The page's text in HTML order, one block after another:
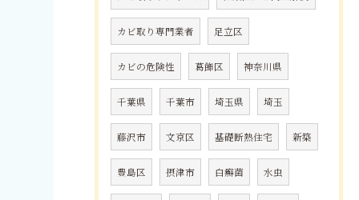
カビ取り専門業者 足立区
カビの危険性 葛飾区 神奈川県
千葉県 千葉市 埼玉県 埼玉
藤沢市 文京区 基礎断熱住宅 新築
豊島区 摂津市 白癬菌 水虫